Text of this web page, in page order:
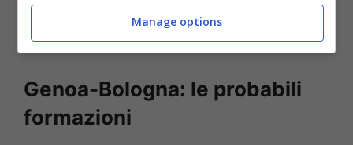
consolidata coppiaVitinha-Colombo
AssenteOstigardper squalifica.
Genoa-Bologna: le probabili
formazioni
Manage options